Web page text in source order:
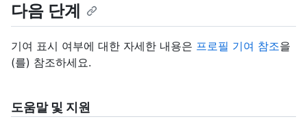
다음 단계
기여 표시 여부에 대한 자세한 내용은 프로필 기여 참조을
(를) 참조하세요.
도움말 및 지원